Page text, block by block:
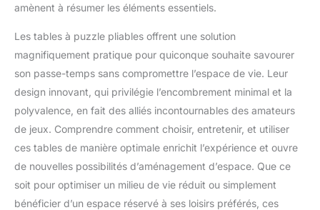
amènent à résumer les éléments essentiels.
Les tables à puzzle pliables offrent une solution
magnifiquement pratique pour quiconque souhaite savourer
son passe-temps sans compromettre l’espace de vie. Leur
design innovant, qui privilégie l’encombrement minimal et la
polyvalence, en fait des alliés incontournables des amateurs
de jeux. Comprendre comment choisir, entretenir, et utiliser
ces tables de manière optimale enrichit l’expérience et ouvre
de nouvelles possibilités d’aménagement d’espace. Que ce
soit pour optimiser un milieu de vie réduit ou simplement
bénéficier d’un espace réservé à ses loisirs préférés, ces